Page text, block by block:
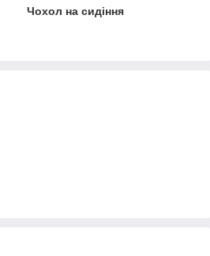
Чохол на сидіння